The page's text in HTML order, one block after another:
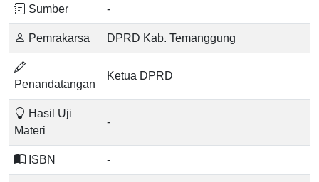
Sumber -
Pemrakarsa DPRD Kab. Temanggung
Penandatangan
Ketua DPRD
Hasil Uji
Materi
-
ISBN -